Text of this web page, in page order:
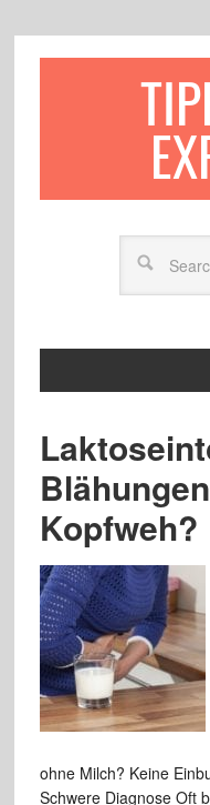
Kopfweh?
ohne Milch? Keine
Schwere Diagnose Oft